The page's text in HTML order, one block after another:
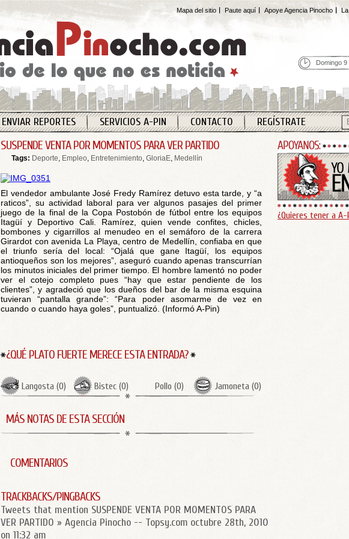
Mapa del sitio Paute aquí Apoye Agencia Pinocho
Domingo
ENVIAR REPORTES SERVICIOS A-PIN CONTACTO REGÍSTRATE
SUSPENDE VENTA POR MOMENTOS PARA VER PARTIDO
Tags: Deporte, Empleo, Entretenimiento, GloriaE, Medellín
El vendedor ambulante José Fredy Ramírez detuvo esta tarde, y “a
raticos”, su actividad laboral para ver algunos pasajes del primer
juego de la final de la Copa Postobón de fútbol entre los equipos
Itagüí y Deportivo Cali. Ramírez, quien vende confites, chicles,
bombones y cigarrillos al menudeo en el semáforo de la carrera
Girardot con avenida La Playa, centro de Medellín, confiaba en que
el triunfo sería del local: “Ojalá que gane Itagüí, los equipos
antioqueños son los mejores”, aseguró cuando apenas transcurrían
los minutos iniciales del primer tiempo. El hombre lamentó no poder
ver el cotejo completo pues “hay que estar pendiente de los
clientes”, y agradeció que los dueños del bar de la misma esquina
tuvieran “pantalla grande”: “Para poder asomarme de vez en
cuando o cuando haya goles”, puntualizó. (Informó A-Pin)
¿QUÉ PLATO FUERTE MERECE ESTA ENTRADA?
Langosta (0) Bistec (0) Pollo (0) Jamoneta (0)
MÁS NOTAS DE ESTA SECCIÓN
COMENTARIOS
TRACKBACKS/PINGBACKS
Tweets that mention SUSPENDE VENTA POR MOMENTOS PARA
VER PARTIDO » Agencia Pinocho -- Topsy.com octubre 28th, 2010
on 11:32 am
¿Quieres tener a